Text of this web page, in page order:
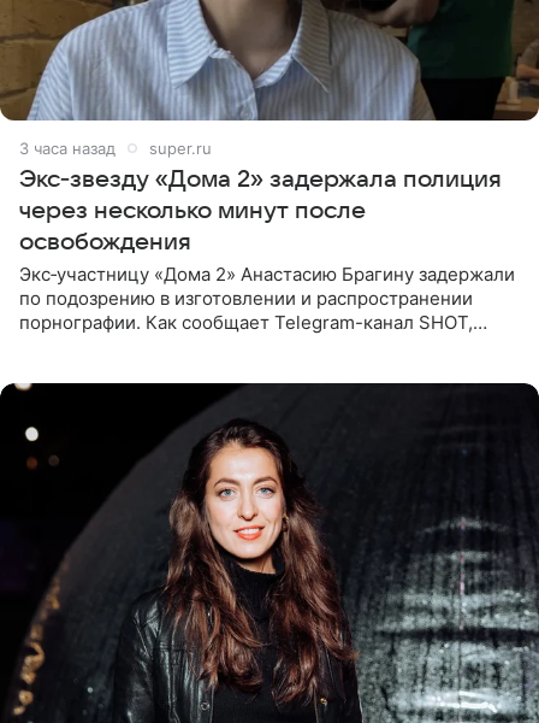
3 часа назад super.ru
Экс‑звезду «Дома 2» задержала полиция
через несколько минут после
освобождения
Экс‑участницу «Дома 2» Анастасию Брагину задержали
по подозрению в изготовлении и распространении
порнографии. Как сообщает Telegram-канал SHOT,